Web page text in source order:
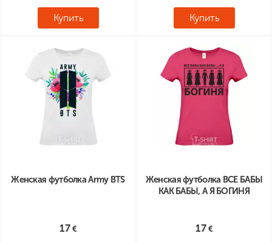
Купить Купить
Женская футболка Army BTS
17
Женская футболка ВСЕ БАБЫ
КАК БАБЫ, А Я БОГИНЯ
17